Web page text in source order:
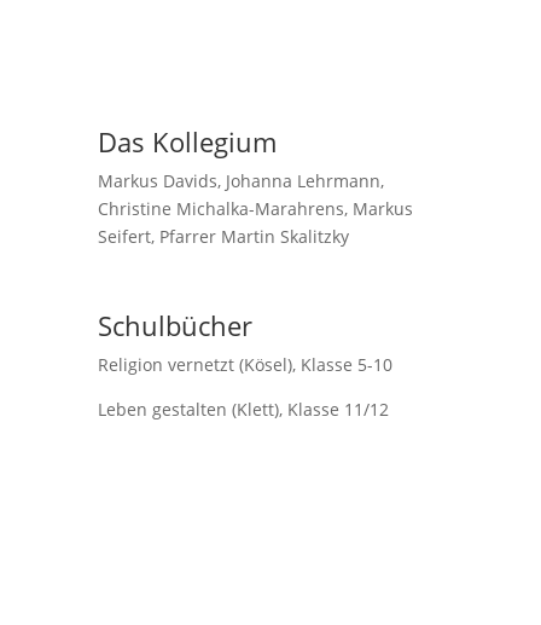
Das Kollegium
Markus Davids, Johanna Lehrmann,
Christine Michalka-Marahrens, Markus
Seifert, Pfarrer Martin Skalitzky
Schulbücher
Religion vernetzt (Kösel), Klasse 5-10
Leben gestalten (Klett), Klasse 11/12